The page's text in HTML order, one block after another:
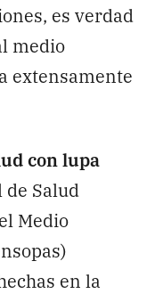
es verdad
medio
extensamente
con lupa
Salud
Medio
en la